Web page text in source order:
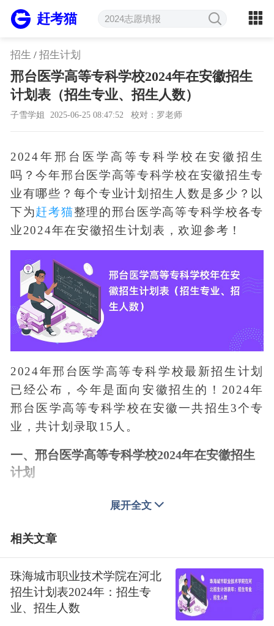
赶考猫
招生 / 招生计划
邢台医学高等专科学校2024年在安徽招生
计划表（招生专业、招生人数）
子雪学姐 2025-06-25 08:47:52 校对：罗老师
2024年邢台医学高等专科学校在安徽招生
吗？今年邢台医学高等专科学校在安徽招生专
业有哪些？每个专业计划招生人数是多少？以
下为赶考猫整理的邢台医学高等专科学校各专
业2024年在安徽招生计划表，欢迎参考！
2024年邢台医学高等专科学校最新招生计划
已经公布，今年是面向安徽招生的！2024年
邢台医学高等专科学校在安徽一共招生3个专
业，共计划录取15人。
一、邢台医学高等专科学校2024年在安徽招生
计划
智能医疗装备技术（计划数3
（计划数5人）等一共3个专业，共计划招收
11人。
2、历史类：智能医疗装备技术（计划数2
人）、护理（计划数2人）等一共2个专业，
共计划招收4人。
展开全文
相关文章
珠海城市职业技术学院在河北
招生计划表2024年：招生专
业、招生人数